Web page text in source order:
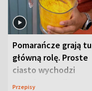
Pomarańcze grają tu
główną rolę. Proste
ciasto wychodzi
wyjątkowo wilgotne
Przepisy